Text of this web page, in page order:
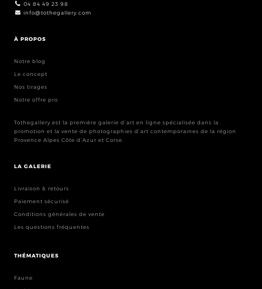
04 84 49 23 98
info@tothegallery.com
À PROPOS
Notre blog
Le concept
Nos tirages
Notre offre pro
Tothegallery est la première galerie d’art en ligne spécialisée dans la
promotion et la vente de photographies d’art contemporaines de la région
Provence Alpes Côte d’Azur et Corse.
LA GALERIE
Livraison & retours
Paiement sécurisé
Conditions générales de vente
Les questions fréquentes
THÉMATIQUES
Faune